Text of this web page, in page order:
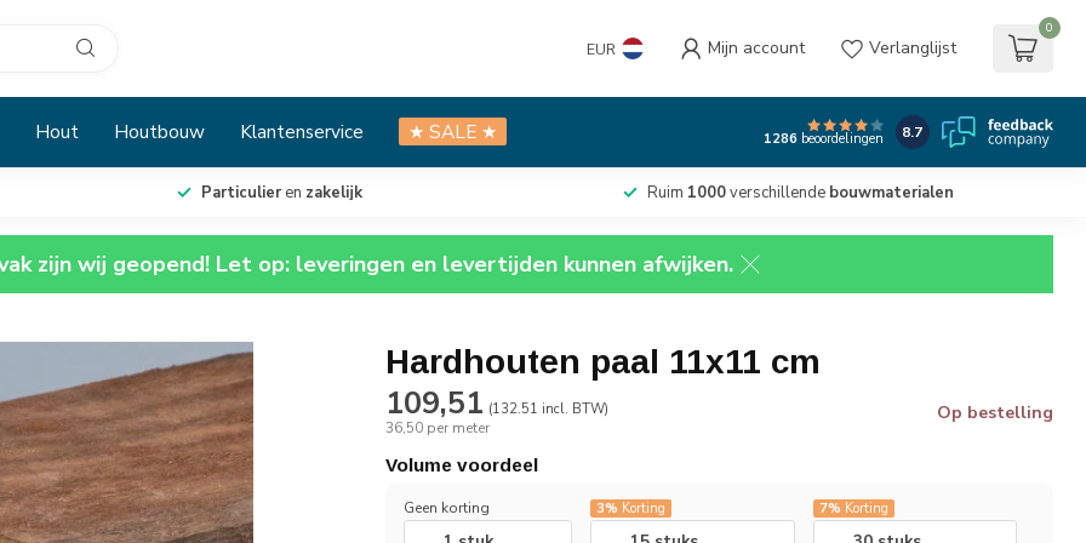
EUR Mijn account Verlanglijst
0
Hout Houtbouw Klantenservice ★ SALE ★ 1286 beoordelingen 8.7
Particulieren zakelijk Ruim 1000verschillende bouwmaterialen
zijn wij geopend! Let op: leveringen en levertijden kunnen afwijken.
Hardhouten paal 11x11 cm
109,51 (132.51 incl. BTW)
36,50 per meter
Op bestelling
Volume voordeel
Geen korting 3% Korting 7% Korting